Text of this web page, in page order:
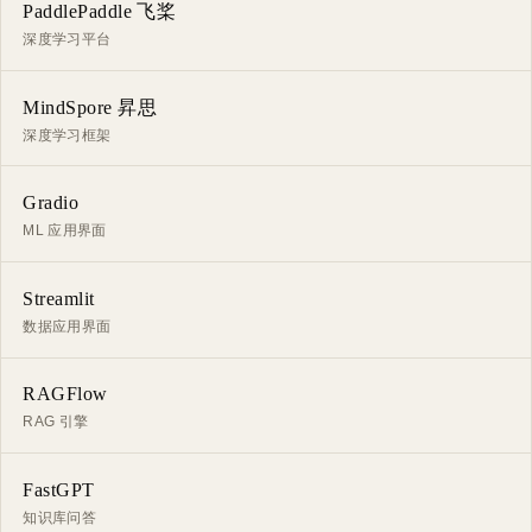
PaddlePaddle 飞桨
深度学习平台
MindSpore 昇思
深度学习框架
Gradio
ML 应用界面
Streamlit
数据应用界面
RAGFlow
RAG 引擎
FastGPT
知识库问答